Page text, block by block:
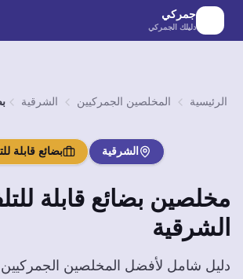
الانتقال إلى المحتوى الرئيسي
جمركي
دليلك الجمركي
الرئيسية المخلصين الجمركيين الشرقية
الشرقية بضائع قابلة
مخلصين بضائع قابلة
الشرقية
دليل شامل لأفضل المخلصين